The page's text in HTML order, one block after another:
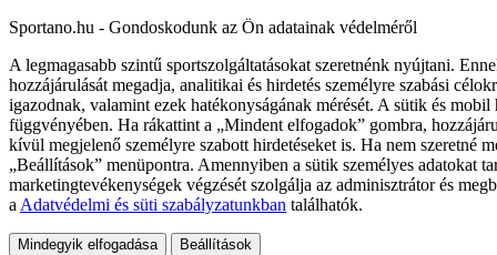
Sportano.hu - Gondoskodunk az Ön adatainak védelméről
A legmagasabb szintű sportszolgáltatásokat szeretnénk nyújtani.
hozzájárulását megadja, analitikai és hirdetés személyre szabási
igazodnak, valamint ezek hatékonyságának mérését. A sütik és
függvényében. Ha rákattint a „Mindent elfogadok” gombra,
kívül megjelenő személyre szabott hirdetéseket is. Ha nem szeretné
„Beállítások” menüpontra. Amennyiben a sütik személyes adatokat
marketingtevékenységek végzését szolgálja az adminisztrátor és
a Adatvédelmi és süti szabályzatunkban találhatók.
Mindegyik elfogadása Beállítások